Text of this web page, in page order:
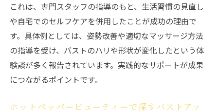
これは、専門スタッフの指導のもと、生活習慣の見直し
や自宅でのセルフケアを併用したことが成功の理由で
す。具体例としては、姿勢改善や適切なマッサージ方法
の指導を受け、バストのハリや形状が変化したという体
験談が多く報告されています。実践的なサポートが成果
につながるポイントです。
ホットペッパービューティーで探すバストアッ